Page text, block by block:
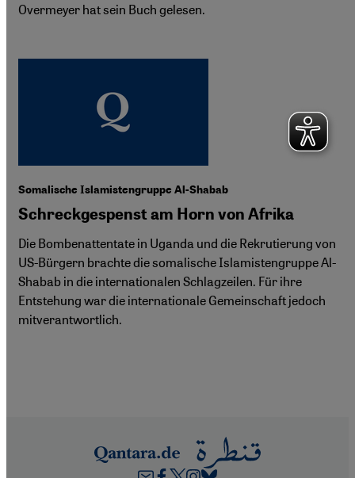
Overmeyer hat sein Buch gelesen.
Somalische Islamistengruppe Al-Shabab
Schreckgespenst am Horn von Afrika
Die Bombenattentate in Uganda und die Rekrutierung von
US-Bürgern brachte die somalische Islamistengruppe Al-
Shabab in die internationalen Schlagzeilen. Für ihre
Entstehung war die internationale Gemeinschaft jedoch
mitverantwortlich.